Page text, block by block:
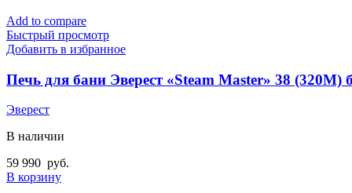
Add to compare
Быстрый просмотр
Добавить в избранное
Печь для бани Эверест «Steam Master» 38 (320М)
Эверест
В наличии
59 990 руб.
В корзину